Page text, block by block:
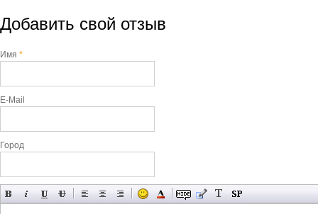
Добавить свой отзыв
Имя *
E-Mail
Город